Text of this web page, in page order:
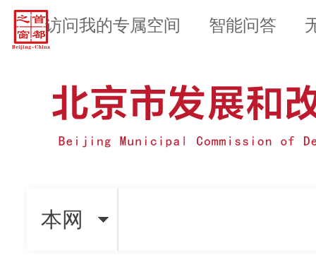
访问我的专属空间 智能问答
本网